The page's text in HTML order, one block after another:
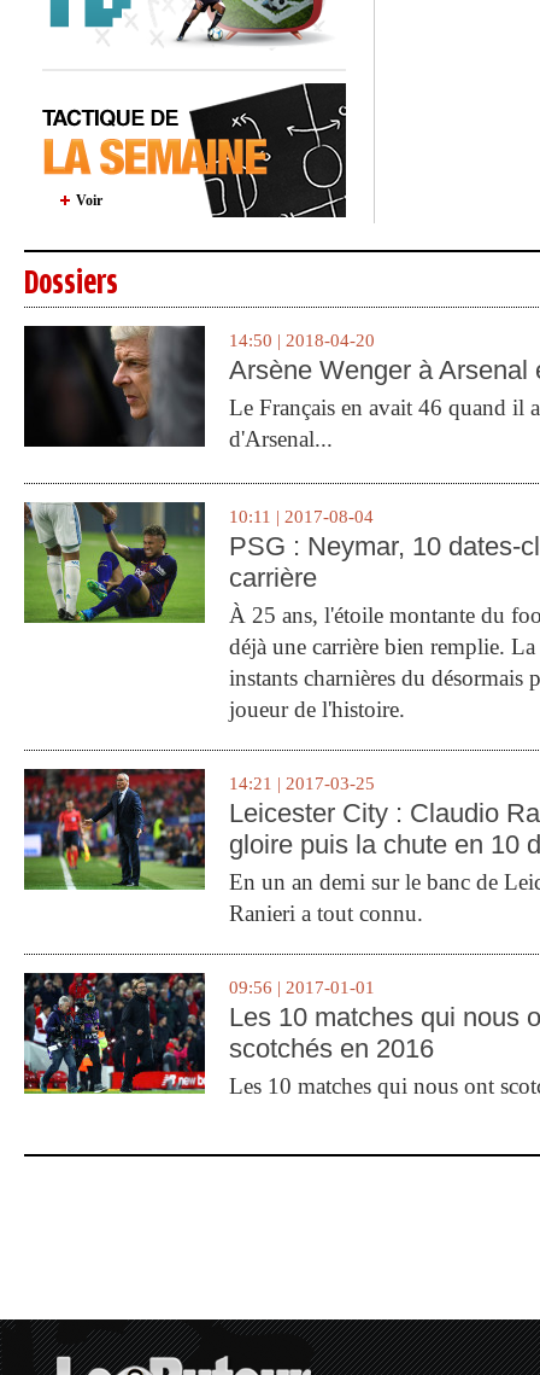
Voir
Dossiers
14:50 | 2018-04-20
Arsène Wenger à Arsenal
Le Français en avait 46 quand il
d'Arsenal...
10:11 | 2017-08-04
PSG : Neymar, 10 dates-
carrière
À 25 ans, l'étoile montante du
déjà une carrière bien remplie.
instants charnières du désormais
joueur de l'histoire.
14:21 | 2017-03-25
Leicester City : Claudio
gloire puis la chute en 10
En un an demi sur le banc de
Ranieri a tout connu.
09:56 | 2017-01-01
Les 10 matches qui nous
scotchés en 2016
Les 10 matches qui nous ont